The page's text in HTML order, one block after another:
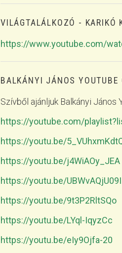
VILÁGTALÁLKOZÓ - KARIKÓ
https://www.youtube.com/
BALKÁNYI JÁNOS YOUTUBE
Szívből ajánljuk Balkányi
https://youtube.com/
https://youtu.be/
https://youtu.be/j4WiAOy_JEA
https://youtu.be/UBWvAQjU09I
https://youtu.be/9t3P2RltSQo
https://youtu.be/LYql-IqyzCc
https://youtu.be/eIy9Ojfa-20